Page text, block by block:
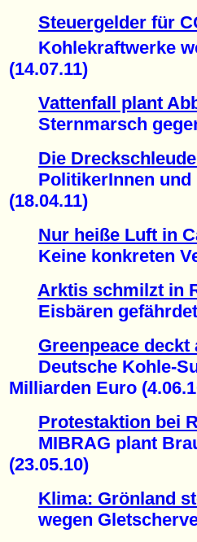
Steuergelder für
Kohlekraftwerke
(14.07.11)
Vattenfall plant
Sternmarsch gegen
Die
PolitikerInnen und
(18.04.11)
Nur heiße Luft in
Keine konkreten
Arktis schmilzt in
Eisbären gefährdet
Greenpeace deckt
Deutsche Kohle-
Milliarden Euro
Protestaktion bei
MIBRAG plant
(23.05.10)
Klima: Grönland
wegen